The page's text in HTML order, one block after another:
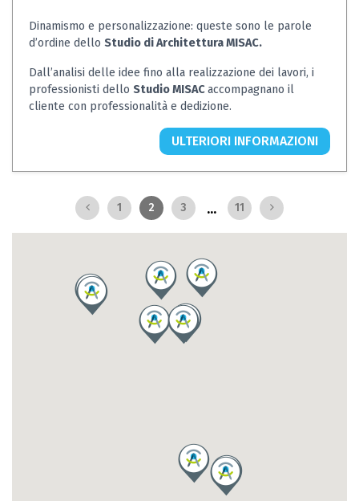
Dinamismo e personalizzazione: queste sono le parole
d’ordine dello Studio di Architettura MISAC.
Dall’analisi delle idee fino alla realizzazione dei lavori, i
professionisti dello Studio MISACaccompagnano il
cliente con professionalità e dedizione.
ULTERIORI INFORMAZIONI
1 2 3 ... 11